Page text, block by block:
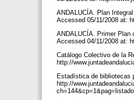
ANDALUCÍA. Plan
Accessed 05/11/2008 at:
ANDALUCÍA. Primer Plan
Accessed 04/11/2008 at:
Catálogo Colectivo de la
http://
Estadística de bibliotecas
http://